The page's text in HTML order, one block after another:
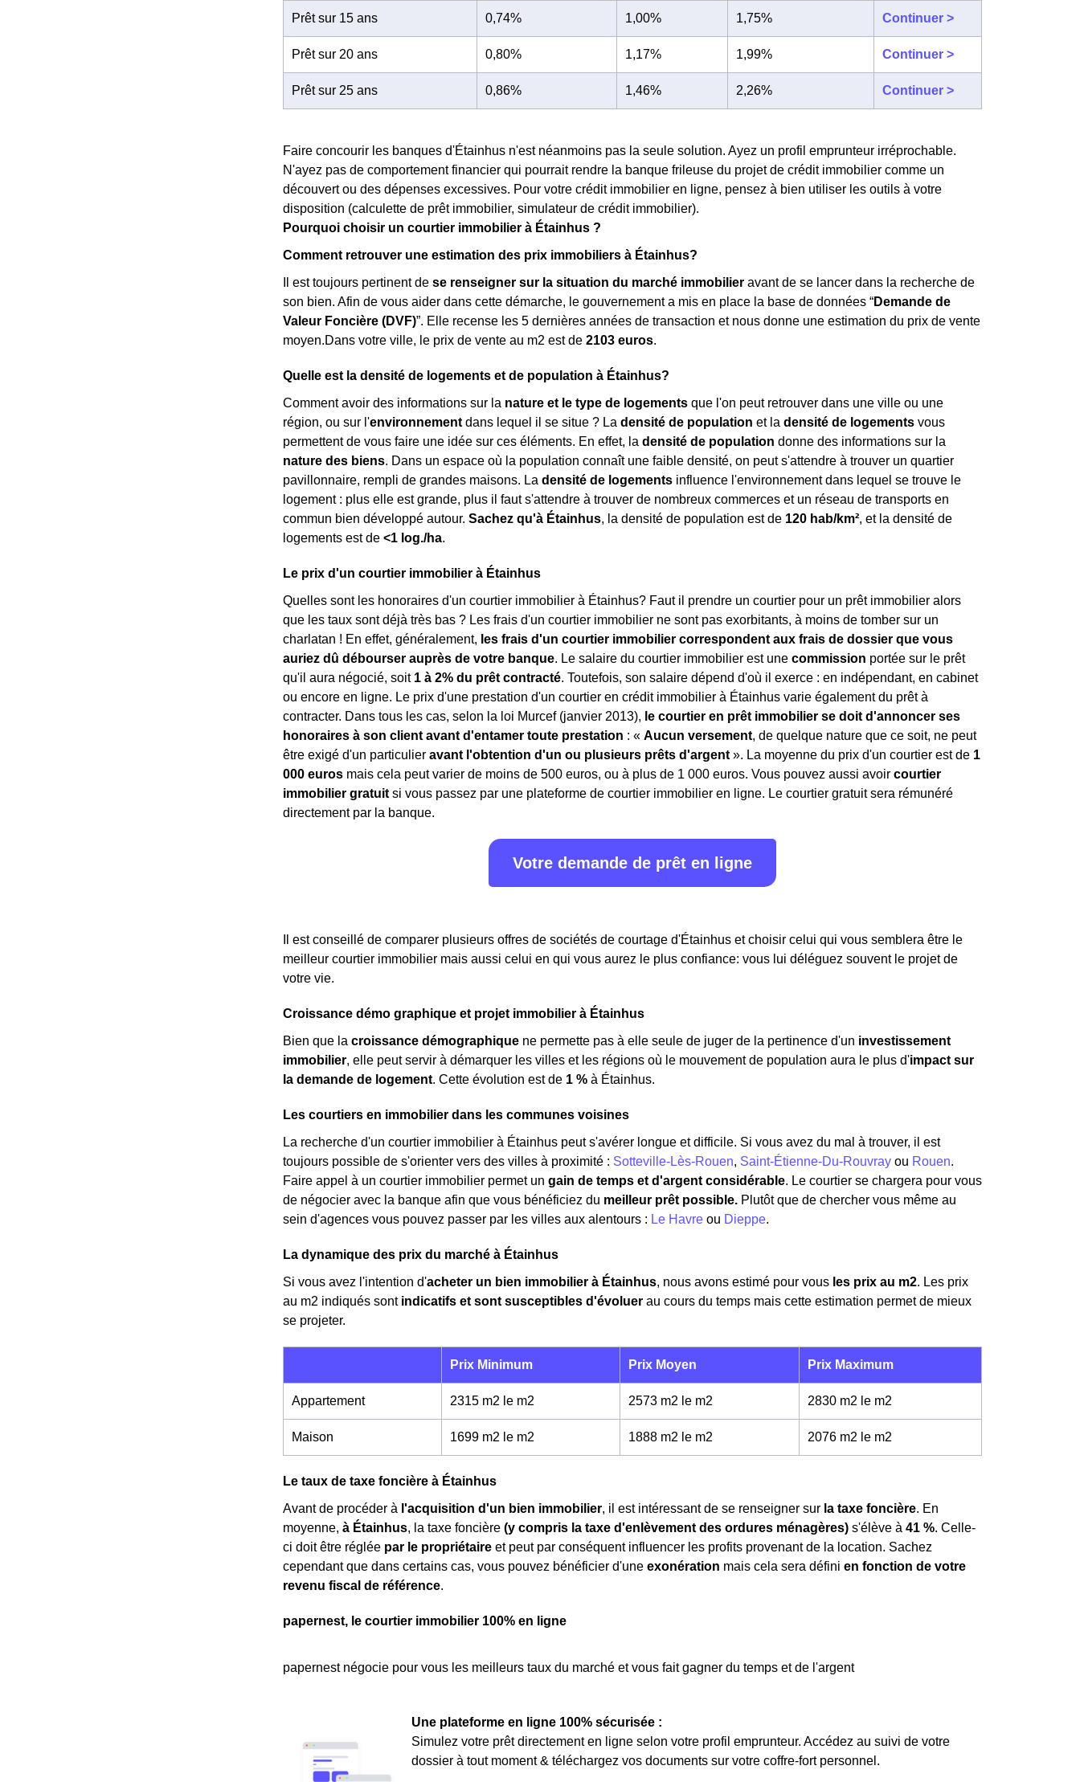
Prêt sur 15 ans 0,74% 1,00% 1,75% Continuer >
Prêt sur 20 ans 0,80% 1,17% 1,99% Continuer >
Prêt sur 25 ans 0,86% 1,46% 2,26% Continuer >
Faire concourir les banques d'Étainhus n'est néanmoins pas la seule solution. Ayez un profil emprunteur irréprochable.
N'ayez pas de comportement financier qui pourrait rendre la banque frileuse du projet de crédit immobilier comme un
découvert ou des dépenses excessives. Pour votre crédit immobilier en ligne, pensez à bien utiliser les outils à votre
disposition (calculette de prêt immobilier, simulateur de crédit immobilier).
Pourquoi choisir un courtier immobilier à Étainhus ?
Comment retrouver une estimation des prix immobiliers à Étainhus?
Il est toujours pertinent de se renseigner sur la situation du marché immobilier avant de se lancer dans la recherche de
son bien. Afin de vous aider dans cette démarche, le gouvernement a mis en place la base de données “Demande de
Valeur Foncière (DVF)”. Elle recense les 5 dernières années de transaction et nous donne une estimation du prix de vente
moyen.Dans votre ville, le prix de vente au m2 est de 2103 euros.
Quelle est la densité de logements et de population à Étainhus?
Comment avoir des informations sur la nature et le type de logements que l'on peut retrouver dans une ville ou une
région, ou sur l'environnement dans lequel il se situe ? La densité de population et la densité de logements vous
permettent de vous faire une idée sur ces éléments. En effet, la densité de population donne des informations sur la
nature des biens. Dans un espace où la population connaît une faible densité, on peut s'attendre à trouver un quartier
pavillonnaire, rempli de grandes maisons. La densité de logements influence l'environnement dans lequel se trouve le
logement : plus elle est grande, plus il faut s'attendre à trouver de nombreux commerces et un réseau de transports en
commun bien développé autour. Sachez qu'à Étainhus, la densité de population est de 120 hab/km², et la densité de
logements est de <1 log./ha.
Le prix d'un courtier immobilier à Étainhus
Quelles sont les honoraires d'un courtier immobilier à Étainhus? Faut il prendre un courtier pour un prêt immobilier alors
que les taux sont déjà très bas ? Les frais d'un courtier immobilier ne sont pas exorbitants, à moins de tomber sur un
charlatan ! En effet, généralement, les frais d'un courtier immobilier correspondent aux frais de dossier que vous
auriez dû débourser auprès de votre banque. Le salaire du courtier immobilier est une commission portée sur le prêt
qu'il aura négocié, soit 1 à 2% du prêt contracté. Toutefois, son salaire dépend d'où il exerce : en indépendant, en cabinet
ou encore en ligne. Le prix d'une prestation d'un courtier en crédit immobilier à Étainhus varie également du prêt à
contracter. Dans tous les cas, selon la loi Murcef (janvier 2013), le courtier en prêt immobilier se doit d'annoncer ses
honoraires à son client avant d'entamer toute prestation : « Aucun versement, de quelque nature que ce soit, ne peut
être exigé d'un particulier avant l'obtention d'un ou plusieurs prêts d'argent ». La moyenne du prix d'un courtier est de 1
000 euros mais cela peut varier de moins de 500 euros, ou à plus de 1 000 euros. Vous pouvez aussi avoir courtier
immobilier gratuit si vous passez par une plateforme de courtier immobilier en ligne. Le courtier gratuit sera rémunéré
directement par la banque.
Votre demande de prêt en ligne
Il est conseillé de comparer plusieurs offres de sociétés de courtage d'Étainhus et choisir celui qui vous semblera être le
meilleur courtier immobilier mais aussi celui en qui vous aurez le plus confiance: vous lui déléguez souvent le projet de
votre vie.
Croissance démo graphique et projet immobilier à Étainhus
Bien que la croissance démographique ne permette pas à elle seule de juger de la pertinence d'un investissement
immobilier, elle peut servir à démarquer les villes et les régions où le mouvement de population aura le plus d'impact sur
la demande de logement. Cette évolution est de 1 % à Étainhus.
Les courtiers en immobilier dans les communes voisines
La recherche d'un courtier immobilier à Étainhus peut s'avérer longue et difficile. Si vous avez du mal à trouver, il est
toujours possible de s'orienter vers des villes à proximité : Sotteville-Lès-Rouen, Saint-Étienne-Du-Rouvray ou Rouen.
Faire appel à un courtier immobilier permet un gain de temps et d'argent considérable. Le courtier se chargera pour vous
de négocier avec la banque afin que vous bénéficiez du meilleur prêt possible. Plutôt que de chercher vous même au
sein d'agences vous pouvez passer par les villes aux alentours : Le Havre ou Dieppe.
La dynamique des prix du marché à Étainhus
Si vous avez l'intention d'acheter un bien immobilier à Étainhus, nous avons estimé pour vous les prix au m2. Les prix
au m2 indiqués sont indicatifs et sont susceptibles d'évoluer au cours du temps mais cette estimation permet de mieux
se projeter.
Prix Minimum Prix Moyen Prix Maximum
Appartement 2315 m2 le m2 2573 m2 le m2 2830 m2 le m2
Maison 1699 m2 le m2 1888 m2 le m2 2076 m2 le m2
Le taux de taxe foncière à Étainhus
Avant de procéder à l'acquisition d'un bien immobilier, il est intéressant de se renseigner sur la taxe foncière. En
moyenne, à Étainhus, la taxe foncière (y compris la taxe d'enlèvement des ordures ménagères) s'élève à 41 %. Celle-
ci doit être réglée par le propriétaire et peut par conséquent influencer les profits provenant de la location. Sachez
cependant que dans certains cas, vous pouvez bénéficier d'une exonération mais cela sera défini en fonction de votre
revenu fiscal de référence.
papernest, le courtier immobilier 100% en ligne
papernest négocie pour vous les meilleurs taux du marché et vous fait gagner du temps et de l'argent
Une plateforme en ligne 100% sécurisée :
Simulez votre prêt directement en ligne selon votre profil emprunteur. Accédez au suivi de votre
dossier à tout moment & téléchargez vos documents sur votre coffre-fort personnel.